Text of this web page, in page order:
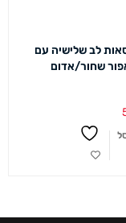
לב שלישיה עם
שחור/אדום